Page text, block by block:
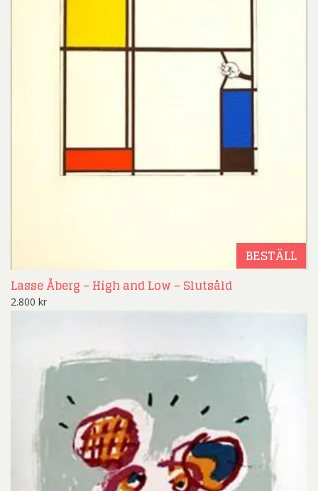
BESTÄLL
Lasse Åberg – High and Low – Slutsåld
2.800 kr